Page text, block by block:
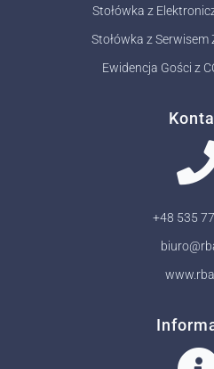
Stołówka z
Stołówka z Serwisem
Ewidencja Gości z
+48 535